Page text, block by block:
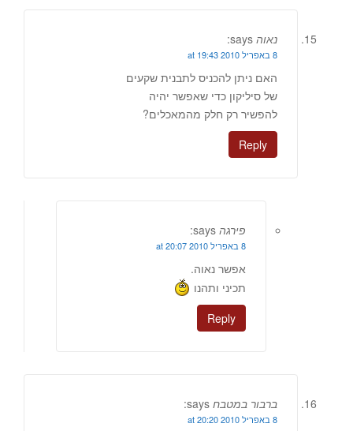
נאוה says:
8 באפריל 2010 at 19:43
האם ניתן להכניס לתבנית שקעים
של סיליקון כדי שאפשר יהיה
להפשיר רק חלק מהמאכלים?
Reply
פירגה says:
8 באפריל 2010 at 20:07
אפשר נאוה.
תכיני ותהנו
Reply
ברבור במטבח says:
8 באפריל 2010 at 20:20